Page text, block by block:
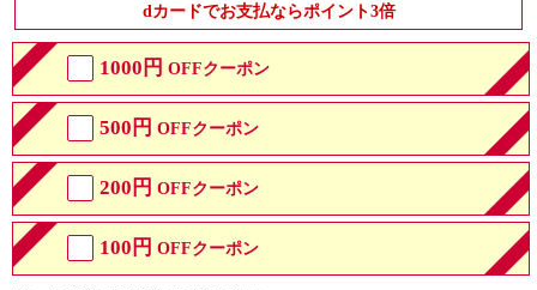
dカードでお支払ならポイント3倍
1000円 OFFクーポン
500円 OFFクーポン
200円 OFFクーポン
100円 OFFクーポン